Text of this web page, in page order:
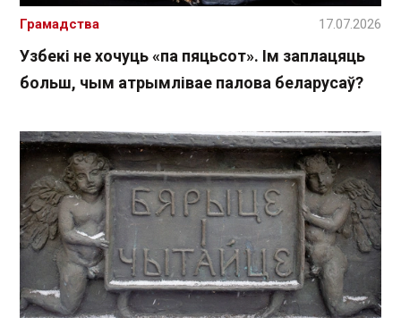
Узбекі не хочуць «па пяцьсот». Ім заплацяць
больш, чым атрымлівае палова беларусаў?
Грамадства 17.07.2026